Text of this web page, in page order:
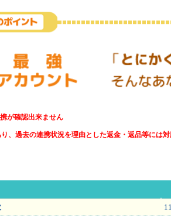
が確認出来ません
、過去の連携状況を理由とした返金・返品等には